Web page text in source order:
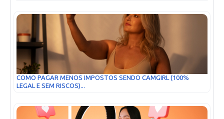
COMO PAGAR MENOS IMPOSTOS SENDO CAMGIRL (100%
LEGAL E SEM RISCOS)...